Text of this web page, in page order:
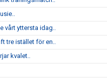
vårt yttersta idag..
tre istället för en..
kvalet..